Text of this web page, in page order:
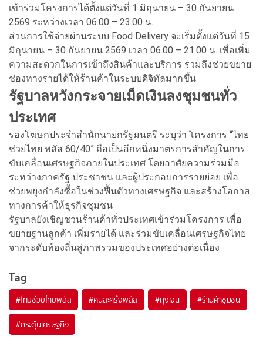
เข้าร่วมโครงการได้ตั้งแต่วันที่ 1 มิถุนายน – 30 กันยายน
2569 ระหว่างเวลา 06.00 – 23.00 น.
ส่วนการใช้จ่ายผ่านระบบ Food Delivery จะเริ่มตั้งแต่วันที่ 15
มิถุนายน – 30 กันยายน 2569 เวลา 06.00 – 21.00 น. เพื่อเพิ่ม
ความสะดวกในการเข้าถึงสินค้าและบริการ รวมถึงช่วยขยาย
ช่องทางรายได้ให้ร้านค้าในระบบดิจิทัลมากขึ้น
รัฐบาลหวังกระจายเม็ดเงินลงชุมชนทั่ว
ประเทศ
รองโฆษกประจำสำนักนายกรัฐมนตรี ระบุว่า โครงการ “ไทย
ช่วยไทย พลัส 60/40” ถือเป็นอีกหนึ่งมาตรการสำคัญในการ
ขับเคลื่อนเศรษฐกิจภายในประเทศ โดยอาศัยความร่วมมือ
ระหว่างภาครัฐ ประชาชน และผู้ประกอบการรายย่อย เพื่อ
ช่วยพยุงกำลังซื้อในช่วงฟื้นตัวทางเศรษฐกิจ และสร้างโอกาส
ทางการค้าให้ธุรกิจชุมชน
รัฐบาลยังเชิญชวนร้านค้าทั่วประเทศเข้าร่วมโครงการ เพื่อ
ขยายฐานลูกค้า เพิ่มรายได้ และร่วมขับเคลื่อนเศรษฐกิจไทย
จากระดับท้องถิ่นสู่ภาพรวมของประเทศอย่างต่อเนื่อง
Tag
#ไทยช่วยไทยพลัส #คนละครึ่งพลัส #ถุงเงิน #ร้านค้าชุมชน
#กระตุ้นเศรษฐกิจ